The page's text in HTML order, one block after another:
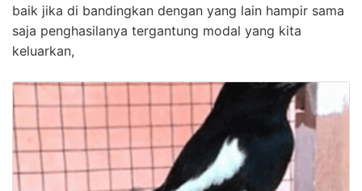
baik jika di bandingkan dengan yang lain hampir sama
saja penghasilanya tergantung modal yang kita
keluarkan,